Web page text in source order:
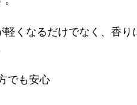
軽くなるだけでなく、香
でも安心